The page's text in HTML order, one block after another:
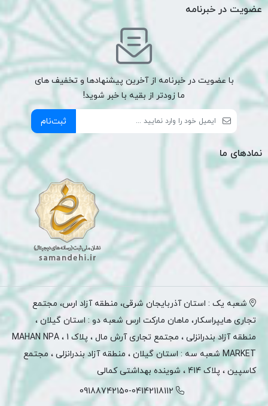
عضویت در خبرنامه
با عضویت در خبرنامه از آخرین پیشنهادها و تخفیف های
ما زودتر از بقیه با خبر شوید!
ثبت‌نام
نمادهای ما
شعبه یک : استان آذربایجان شرقی، منطقه آزاد ارس، مجتمع
تجاری هایپراسکار، ماهان مارکت ارس شعبه دو : استان گیلان ،
منطقه آزاد بندرانزلی ، مجتمع تجاری آرش مال ، پلاک 1 ، MAHAN NPA
MARKET شعبه سه : استان گیلان ، منطقه آزاد بندرانزلی ، مجتمع
کاسپین ، پلاک 414 ، شوینده بهداشتی کمالی
09188742150-04142118112